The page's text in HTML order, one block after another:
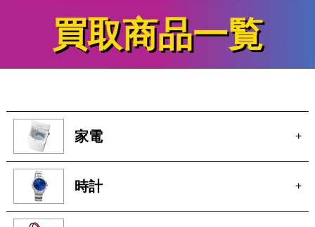
買取商品一覧
家電 +
時計 +